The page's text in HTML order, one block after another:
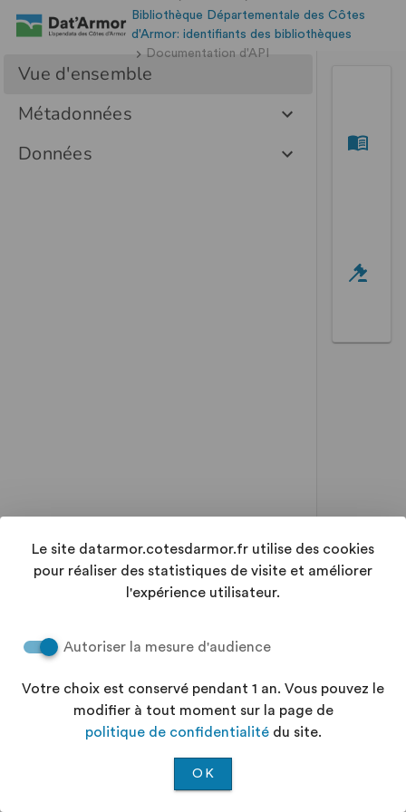
Bibliothèque Départementale des Côtes
d'Armor: identifiants des bibliothèques
Documentation d'API
Le site datarmor.cotesdarmor.fr utilise des cookies
pour réaliser des statistiques de visite et améliorer
l'expérience utilisateur.
Autoriser la mesure d'audience
Votre choix est conservé pendant 1 an. Vous pouvez le
modifier à tout moment sur la page de
politique de confidentialitédu site.
OK